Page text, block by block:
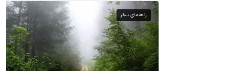
راهنمای سفر